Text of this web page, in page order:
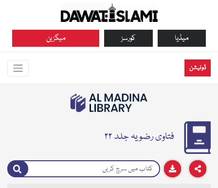
میگزین کورسز میڈیا
ڈونیشن
فتاوی رضویہ جلد ۲۲